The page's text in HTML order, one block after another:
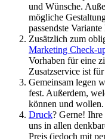
und Wünsche.
mögliche
passendste
Zusätzlich zum
Marketing Check-
Vorhaben für eine
Zusatzservice ist
Gemeinsam legen
fest. Außerdem,
können und wollen.
Druck? Gerne!
uns in allen
Preis (jedoch mit